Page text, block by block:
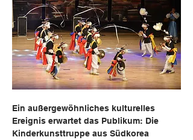
Ein außergewöhnliches kulturelles
Ereignis erwartet das Publikum: Die
Kinderkunsttruppe aus Südkorea